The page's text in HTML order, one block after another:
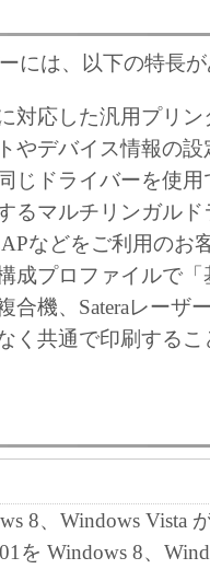
1 through
End Users shall
30-2,
"the SOFTWARE"と
ウェア」を意味し、
条項またはその一部
場合でも、その他の
す。
には、以下の特長
対応した汎用プリ
やデバイス情報の
じドライバーを使用
るマルチリンガル
などをご利用のお
成プロファイルで
合機、Sateraレーザ
く共通で印刷する
8、Windows Vista
を Windows 8、